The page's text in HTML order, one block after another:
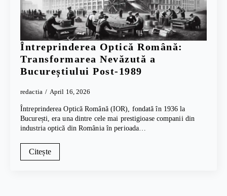
Întreprinderea Optică Română:
Transformarea Nevăzută a
Bucureștiului Post-1989
redactia April 16, 2026
Întreprinderea Optică Română (IOR), fondată în 1936 la
București, era una dintre cele mai prestigioase companii din
industria optică din România în perioada…
Citește